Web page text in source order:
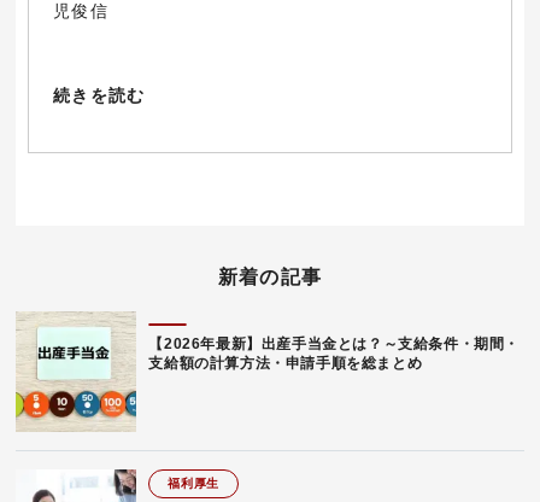
児俊信
続きを読む
新着の記事
【2026年最新】出産手当金とは？～支給条件・期間・
支給額の計算方法・申請手順を総まとめ
福利厚生